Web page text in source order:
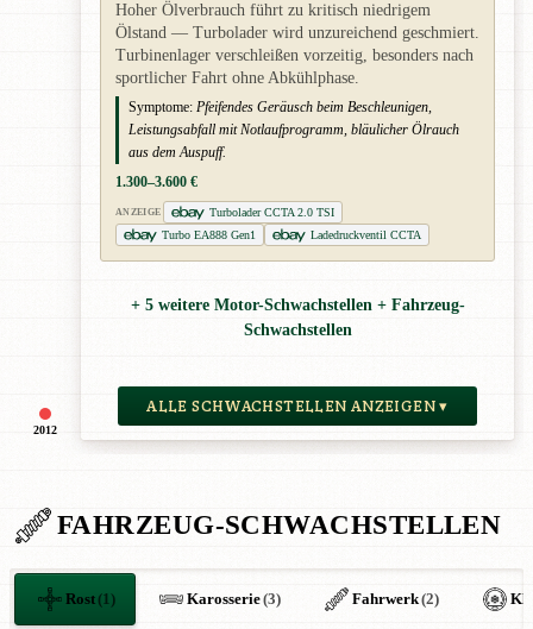
2012
Hoher Ölverbrauch führt zu kritisch niedrigem
Ölstand — Turbolader wird unzureichend geschmiert.
Turbinenlager verschleißen vorzeitig, besonders nach
sportlicher Fahrt ohne Abkühlphase.
Symptome: Pfeifendes Geräusch beim Beschleunigen,
Leistungsabfall mit Notlaufprogramm, bläulicher Ölrauch
aus dem Auspuff.
1.300–3.600 €
ANZEIGE
Turbolader CCTA 2.0 TSI
Turbo EA888 Gen1
Ladedruckventil CCTA
+ 5 weitere Motor-Schwachstellen + Fahrzeug-
Schwachstellen
ALLE SCHWACHSTELLEN ANZEIGEN ▾
FAHRZEUG-SCHWACHSTELLEN
Rost(1) Karosserie(3) Fahrwerk(2)